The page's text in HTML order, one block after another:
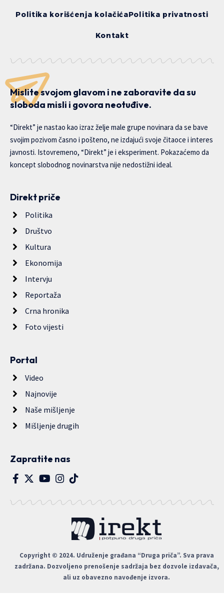
Politika korišćenja kolačićaPolitika privatnosti
Kontakt
Mislite svojom glavom i ne zaboravite da su
sloboda misli i govora neotuđive.
“Direkt” je nastao kao izraz želje male grupe novinara da se bave
svojim pozivom časno i pošteno, ne izdajući svoje čitaoce i interes
javnosti. Istovremeno, “Direkt” je i eksperiment. Pokazaćemo da
koncept slobodnog novinarstva nije nedostižni ideal.
Direkt priče
Politika
Društvo
Kultura
Ekonomija
Intervju
Reportaža
Crna hronika
Foto vijesti
Portal
Video
Najnovije
Naše mišljenje
Mišljenje drugih
Zapratite nas
Copyright © 2024. Udruženje građana “Druga priča”. Sva prava
zadržana. Dozvoljeno prenošenje sadržaja bez dozvole izdavača,
ali uz obavezno navođenje izvora.